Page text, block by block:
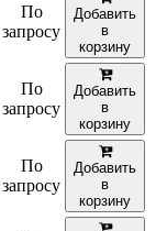
По
запросу
Добавить
в
корзину
По
запросу
Добавить
в
корзину
По
запросу
Добавить
в
корзину